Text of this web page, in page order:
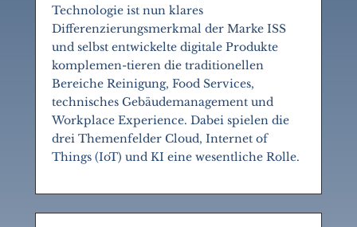
Technologie ist nun klares
Differenzierungsmerkmal der Marke ISS
und selbst entwickelte digitale Produkte
komplemen-tieren die traditionellen
Bereiche Reinigung, Food Services,
technisches Gebäudemanagement und
Workplace Experience. Dabei spielen die
drei Themenfelder Cloud, Internet of
Things (IoT) und KI eine wesentliche Rolle.